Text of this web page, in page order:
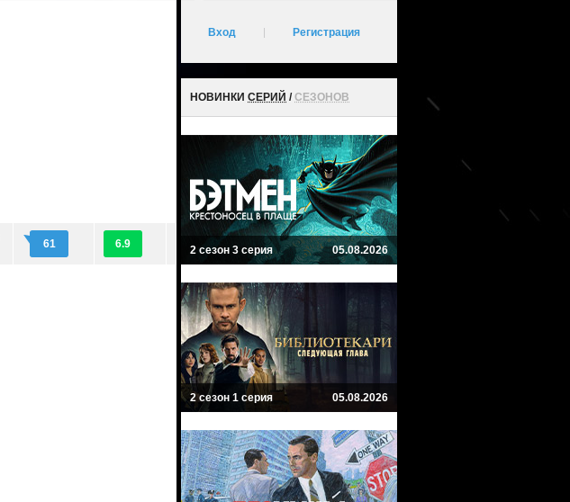
61 6.9
Вход Регистрация
НОВИНКИ СЕРИЙ /СЕЗОНОВ
2 сезон 3 серия 05.08.2026
2 сезон 1 серия 05.08.2026